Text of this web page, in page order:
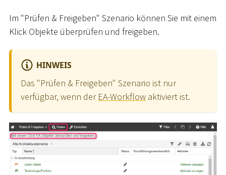
Im "Prüfen & Freigeben" Szenario können Sie mit einem
Klick Objekte überprüfen und freigeben.
HINWEIS
Das "Prüfen & Freigeben" Szenario ist nur
verfügbar, wenn der EA-Workflow aktiviert ist.